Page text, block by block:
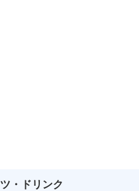
・ドリンク